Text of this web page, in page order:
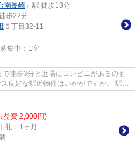
南長崎 」駅 徒歩18分
歩22分
５丁目32-11
集中： 1室
徒歩3分と近場にコンビニがあるのも
良好な駅近物件はいかがですか。 駅ま
益費 2,000円)
礼：1ヶ月